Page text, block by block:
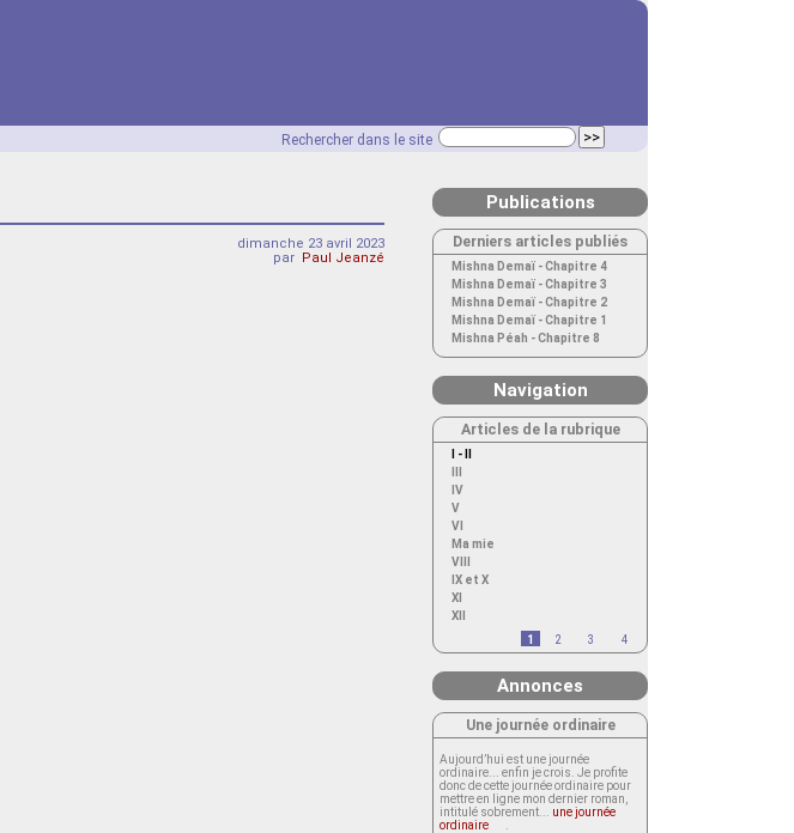
Rechercher dans le site
dimanche 23 avril 2023
par Paul Jeanzé
Publications
Derniers articles publiés
Mishna Demaï - Chapitre 4
Mishna Demaï - Chapitre 3
Mishna Demaï - Chapitre 2
Mishna Demaï - Chapitre 1
Mishna Péah - Chapitre 8
Navigation
Articles de la rubrique
I - II
IV
V
VI
Ma mie
VIII
IX et X
XI
XII
1
2 3 4
Annonces
Une journée ordinaire
Aujourd’hui est une journée
ordinaire... enfin je crois. Je profite
donc de cette journée ordinaire pour
mettre en ligne mon dernier roman,
intitulé sobrement... une journée
ordinaire